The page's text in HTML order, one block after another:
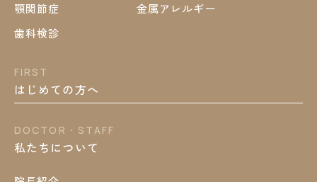
顎関節症
金属アレルギー
歯科検診
FIRST
はじめての方へ
DOCTOR・STAFF
私たちについて